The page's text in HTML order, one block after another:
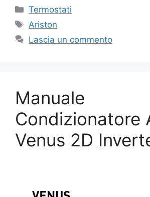
Categorie
Termostati
Tag
Ariston
Lascia un commento
Manuale
Condizionatore
Venus 2D